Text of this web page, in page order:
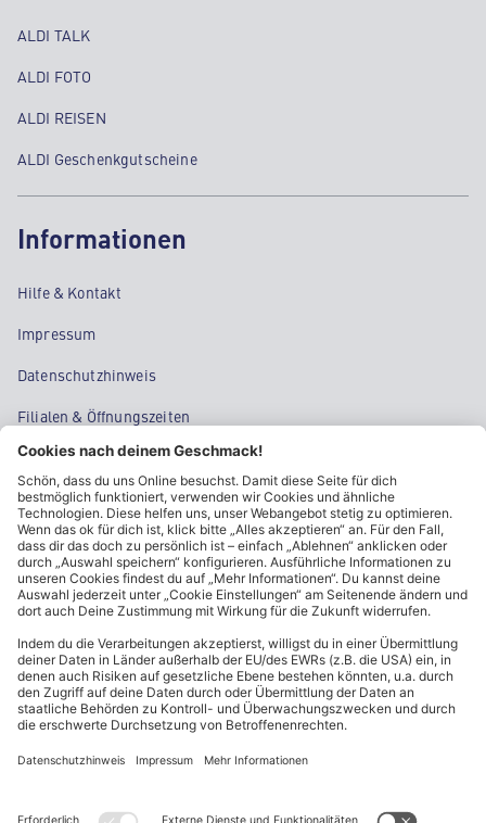
ALDI TALK
ALDI FOTO
ALDI REISEN
ALDI Geschenkgutscheine
Informationen
Hilfe & Kontakt
Impressum
Datenschutzhinweis
Filialen & Öffnungszeiten
Kontakt
Cookie-Einstellungen
Kundeninformationen
ALDI Nord folgen